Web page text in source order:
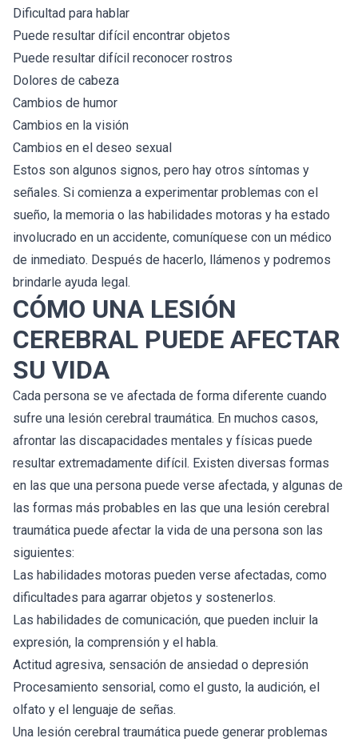
Dificultad para hablar
Puede resultar difícil encontrar objetos
Puede resultar difícil reconocer rostros
Dolores de cabeza
Cambios de humor
Cambios en la visión
Cambios en el deseo sexual
Estos son algunos signos, pero hay otros síntomas y
señales. Si comienza a experimentar problemas con el
sueño, la memoria o las habilidades motoras y ha estado
involucrado en un accidente, comuníquese con un médico
de inmediato. Después de hacerlo, llámenos y podremos
brindarle ayuda legal.
CÓMO UNA LESIÓN
CEREBRAL PUEDE AFECTAR
SU VIDA
Cada persona se ve afectada de forma diferente cuando
sufre una lesión cerebral traumática. En muchos casos,
afrontar las discapacidades mentales y físicas puede
resultar extremadamente difícil. Existen diversas formas
en las que una persona puede verse afectada, y algunas de
las formas más probables en las que una lesión cerebral
traumática puede afectar la vida de una persona son las
siguientes:
Las habilidades motoras pueden verse afectadas, como
dificultades para agarrar objetos y sostenerlos.
Las habilidades de comunicación, que pueden incluir la
expresión, la comprensión y el habla.
Actitud agresiva, sensación de ansiedad o depresión
Procesamiento sensorial, como el gusto, la audición, el
olfato y el lenguaje de señas.
Una lesión cerebral traumática puede generar problemas